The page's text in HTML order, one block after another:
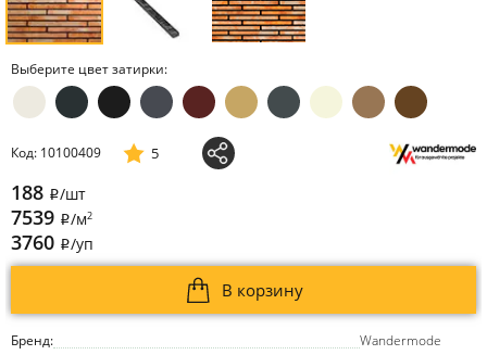
Выберите цвет затирки:
Бренд:
Wandermode
Код: 10100409 5
188 i/шт
7539 i/м2
3760 i/уп
В корзину